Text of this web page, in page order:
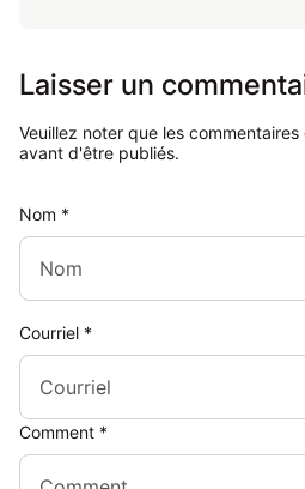
Laisser un
Veuillez noter que les
avant d'être publiés.
Nom *
Courriel *
Comment *